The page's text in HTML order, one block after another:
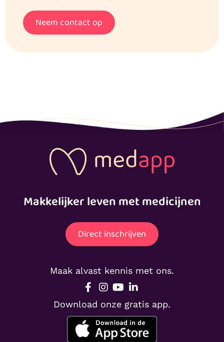
Neem contact op
Makkelijker leven met medicijnen
Direct inschrijven
Maak alvast kennis met ons.
Download onze gratis app.